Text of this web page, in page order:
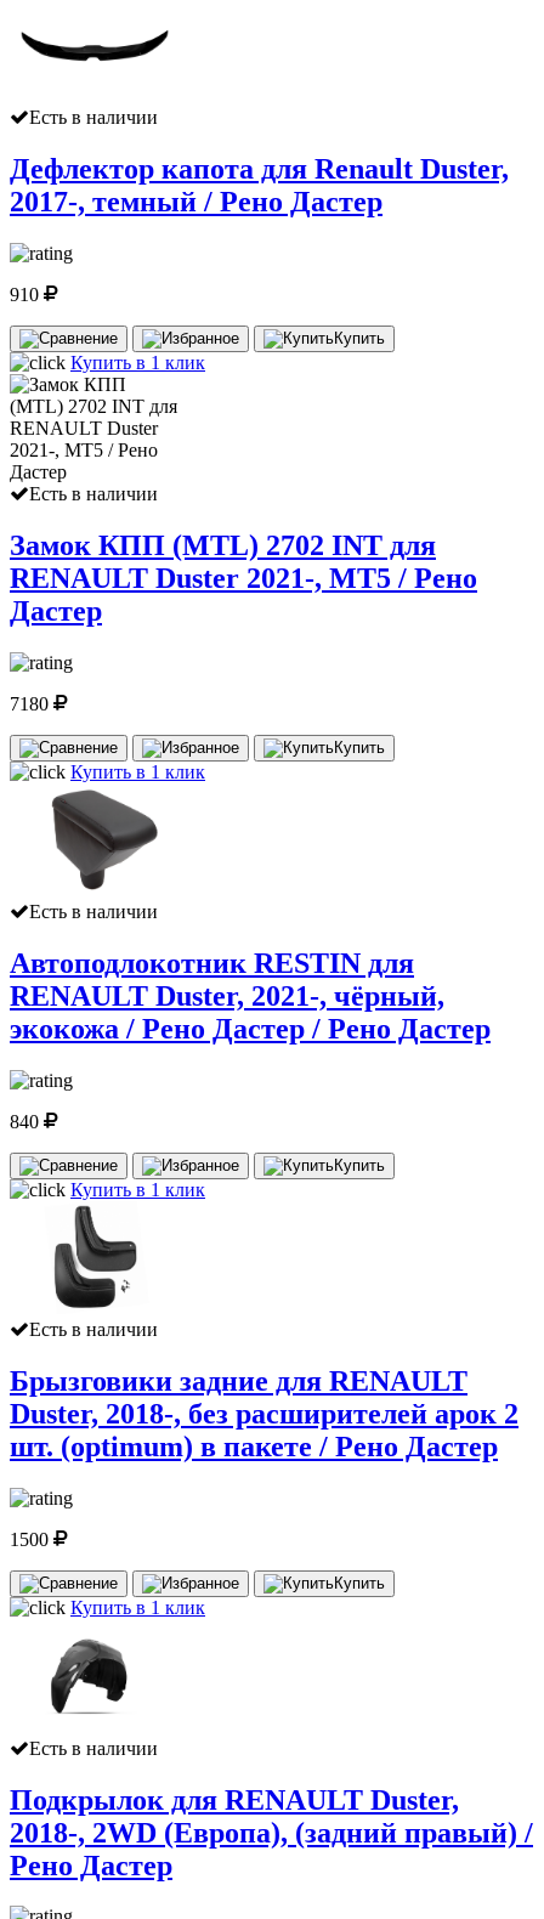
Есть в наличии
Дефлектор капота для Renault Duster,
2017-, темный / Рено Дастер
910
Купить
Купить в 1 клик
Есть в наличии
Замок КПП (MTL) 2702 INT для
RENAULT Duster 2021-, МТ5 / Рено
Дастер
7180
Купить
Купить в 1 клик
Есть в наличии
Автоподлокотник RESTIN для
RENAULT Duster, 2021-, чёрный,
экокожа / Рено Дастер / Рено Дастер
840
Купить
Купить в 1 клик
Есть в наличии
Брызговики задние для RENAULT
Duster, 2018-, без расширителей арок 2
шт. (optimum) в пакете / Рено Дастер
1500
Купить
Купить в 1 клик
Есть в наличии
Подкрылок для RENAULT Duster,
2018-, 2WD (Европа), (задний правый) /
Рено Дастер